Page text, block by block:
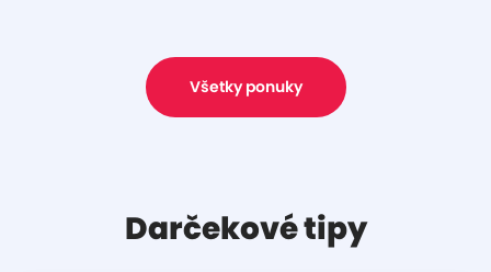
Všetky ponuky
Darčekové tipy